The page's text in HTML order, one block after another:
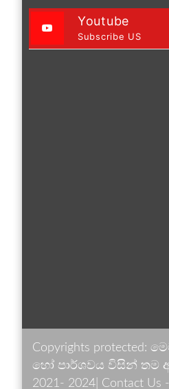
Youtube
Subscribe US
Copyrights
හෝ පාර්ශවය විසින් තම
2021- 2024| Contact Us